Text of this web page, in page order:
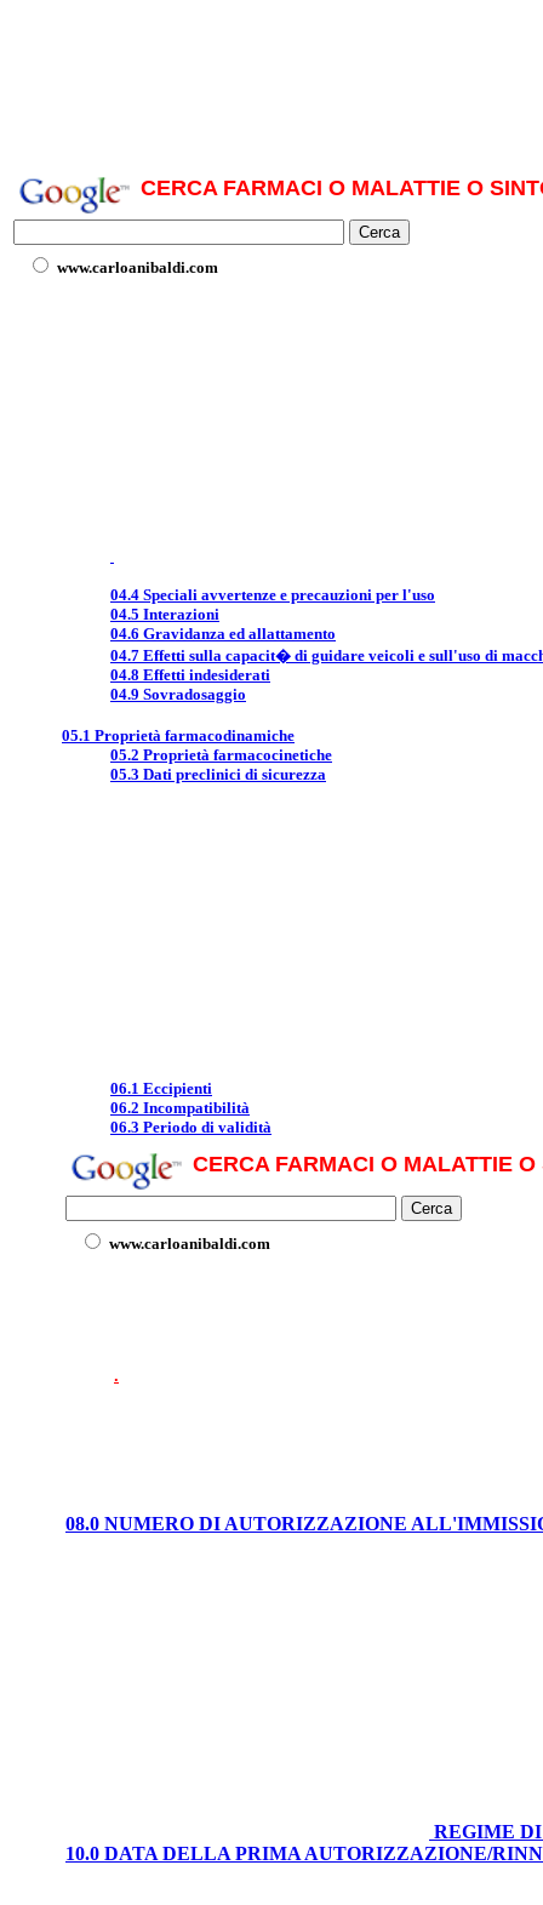
CERCA FARMACI O MALATTIE O
www.carloanibaldi.com
04.4 Speciali avvertenze e precauzioni per l'uso
04.5 Interazioni
04.6 Gravidanza ed allattamento
04.7 Effetti sulla capacit� di guidare veicoli e sull'uso di
04.8 Effetti indesiderati
04.9 Sovradosaggio
05.1 Proprietà farmacodinamiche
05.2 Proprietà farmacocinetiche
05.3 Dati preclinici di sicurezza
06.1 Eccipienti
06.2 Incompatibilità
06.3 Periodo di validità
CERCA FARMACI O MALATTIE
www.carloanibaldi.com
.
08.0 NUMERO DI AUTORIZZAZIONE
REGIME
10.0 DATA DELLA PRIMA AUTORIZZAZIONE/